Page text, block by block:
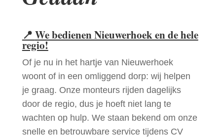
📍 We bedienen Nieuwerhoek en de hele
regio!
Of je nu in het hartje van Nieuwerhoek
woont of in een omliggend dorp: wij helpen
je graag. Onze monteurs rijden dagelijks
door de regio, dus je hoeft niet lang te
wachten op hulp. We staan bekend om onze
snelle en betrouwbare service tijdens CV